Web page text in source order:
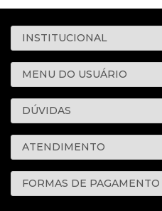
INSTITUCIONAL
MENU DO USUÁRIO
DÚVIDAS
ATENDIMENTO
FORMAS DE PAGAMENTO